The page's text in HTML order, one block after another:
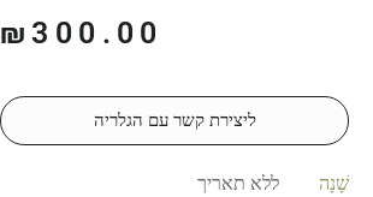
₪ 300.00
ליצירת קשר עם הגלריה
שָׁנָה
ללא תאריך